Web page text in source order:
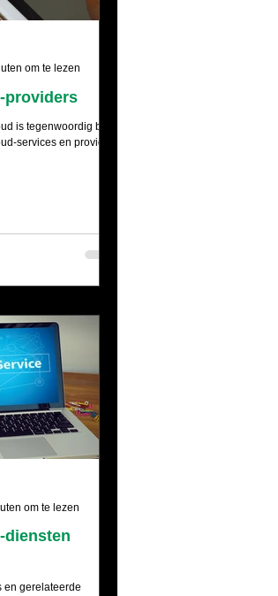
providers
is tegenwoordig bijna
services en providers
om te lezen
diensten
en gerelateerde
om te lezen